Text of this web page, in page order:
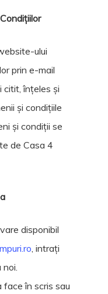
ului
prin e-mail
citit, înțeles și
și condițiile
și condiții se
de Casa 4
disponibil
, intrați
în scris sau